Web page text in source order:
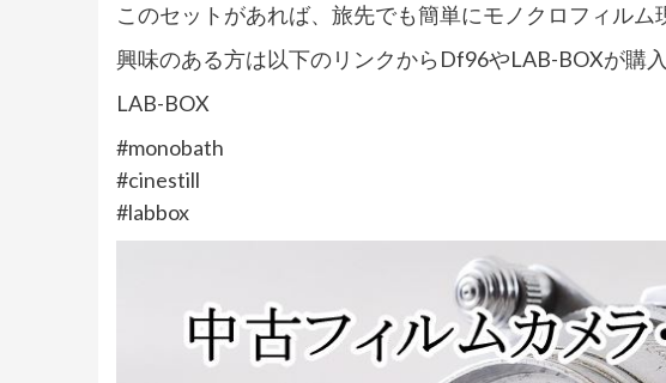
このセットがあれば、旅先でも簡単にモノクロフィルム
興味のある方は以下のリンクからDf96やLAB-BOXが購入
LAB-BOX
#monobath
#cinestill
#labbox